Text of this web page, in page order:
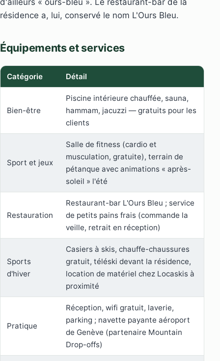
d'ailleurs « ours-bleu ». Le restaurant-bar de la
résidence a, lui, conservé le nom L'Ours Bleu.
Équipements et services
Catégorie Détail
Bien-être
Piscine intérieure chauffée, sauna,
hammam, jacuzzi — gratuits pour les
clients
Sport et jeux
Salle de fitness (cardio et
musculation, gratuite), terrain de
pétanque avec animations « après-
soleil » l'été
Restauration
Restaurant-bar L'Ours Bleu ; service
de petits pains frais (commande la
veille, retrait en réception)
Sports
d'hiver
Casiers à skis, chauffe-chaussures
gratuit, téléski devant la résidence,
location de matériel chez Locaskis à
proximité
Pratique
Réception, wifi gratuit, laverie,
parking ; navette payante aéroport
de Genève (partenaire Mountain
Drop-offs)